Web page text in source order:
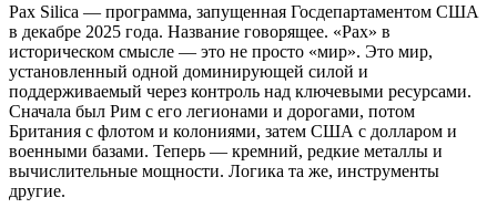
Pax Silica — программа, запущенная Госдепартаментом США
в декабре 2025 года. Название говорящее. «Pax» в
историческом смысле — это не просто «мир». Это мир,
установленный одной доминирующей силой и
поддерживаемый через контроль над ключевыми ресурсами.
Сначала был Рим с его легионами и дорогами, потом
Британия с флотом и колониями, затем США с долларом и
военными базами. Теперь — кремний, редкие металлы и
вычислительные мощности. Логика та же, инструменты
другие.